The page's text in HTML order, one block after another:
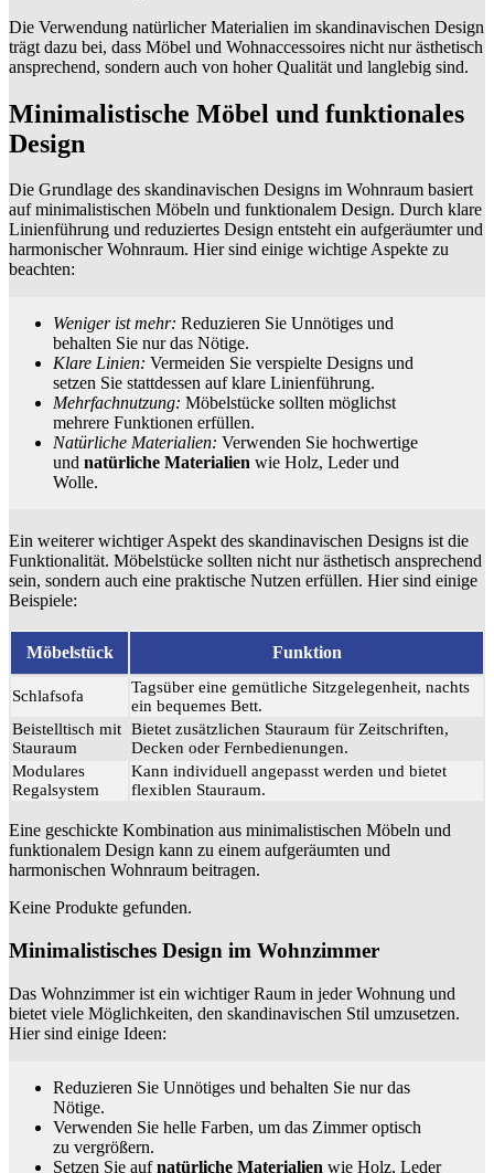
Die Verwendung natürlicher Materialien im skandinavischen Design
trägt dazu bei, dass Möbel und Wohnaccessoires nicht nur ästhetisch
ansprechend, sondern auch von hoher Qualität und langlebig sind.
Minimalistische Möbel und funktionales
Design
Die Grundlage des skandinavischen Designs im Wohnraum basiert
auf minimalistischen Möbeln und funktionalem Design. Durch klare
Linienführung und reduziertes Design entsteht ein aufgeräumter und
harmonischer Wohnraum. Hier sind einige wichtige Aspekte zu
beachten:
Weniger ist mehr: Reduzieren Sie Unnötiges und
behalten Sie nur das Nötige.
Klare Linien: Vermeiden Sie verspielte Designs und
setzen Sie stattdessen auf klare Linienführung.
Mehrfachnutzung: Möbelstücke sollten möglichst
mehrere Funktionen erfüllen.
Natürliche Materialien: Verwenden Sie hochwertige
und natürliche Materialien wie Holz, Leder und
Wolle.
Ein weiterer wichtiger Aspekt des skandinavischen Designs ist die
Funktionalität. Möbelstücke sollten nicht nur ästhetisch ansprechend
sein, sondern auch eine praktische Nutzen erfüllen. Hier sind einige
Beispiele:
Möbelstück Funktion
Schlafsofa
Tagsüber eine gemütliche Sitzgelegenheit, nachts
ein bequemes Bett.
Beistelltisch mit
Stauraum
Bietet zusätzlichen Stauraum für Zeitschriften,
Decken oder Fernbedienungen.
Modulares
Regalsystem
Kann individuell angepasst werden und bietet
flexiblen Stauraum.
Eine geschickte Kombination aus minimalistischen Möbeln und
funktionalem Design kann zu einem aufgeräumten und
harmonischen Wohnraum beitragen.
Keine Produkte gefunden.
Minimalistisches Design im Wohnzimmer
Das Wohnzimmer ist ein wichtiger Raum in jeder Wohnung und
bietet viele Möglichkeiten, den skandinavischen Stil umzusetzen.
Hier sind einige Ideen:
Reduzieren Sie Unnötiges und behalten Sie nur das
Nötige.
Verwenden Sie helle Farben, um das Zimmer optisch
zu vergrößern.
Setzen Sie aufnatürliche Materialien wie Holz, Leder